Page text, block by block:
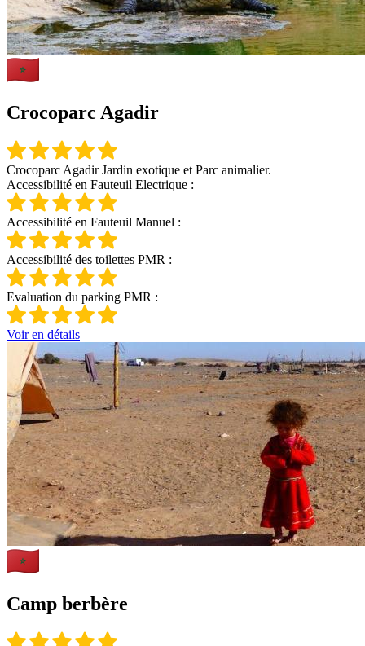
Crocoparc Agadir
Crocoparc Agadir Jardin exotique et Parc animalier.
Accessibilité en Fauteuil Electrique :
Accessibilité en Fauteuil Manuel :
Accessibilité des toilettes PMR :
Evaluation du parking PMR :
Voir en détails
Camp berbère